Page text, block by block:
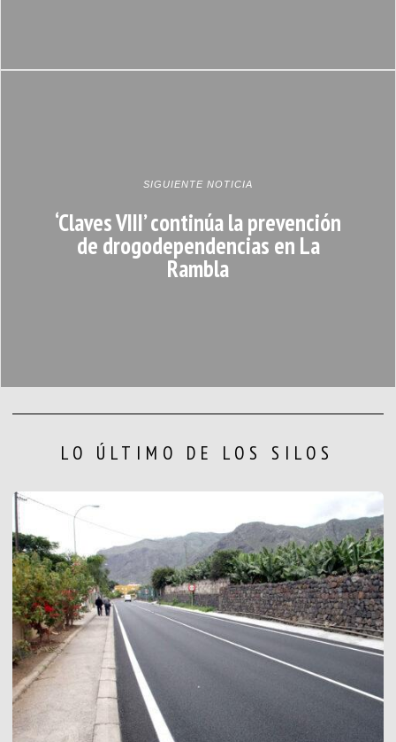
SIGUIENTE NOTICIA
‘Claves VIII’ continúa la prevención
de drogodependencias en La
Rambla
LO ÚLTIMO DE LOS SILOS